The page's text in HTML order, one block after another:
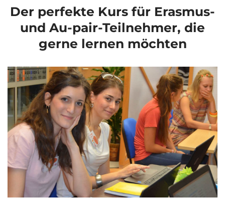
Der perfekte Kurs für Erasmus-
und Au-pair-Teilnehmer, die
gerne lernen möchten